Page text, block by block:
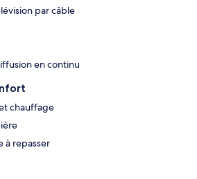
par câble
en continu
chauffage
à repasser